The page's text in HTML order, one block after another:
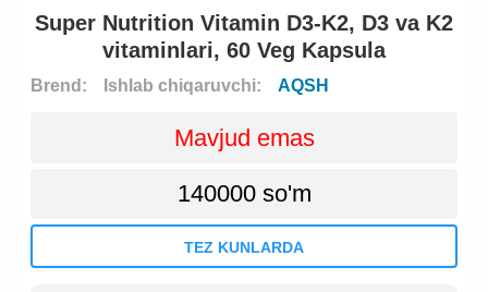
Super Nutrition Vitamin D3-K2, D3 va K2
vitaminlari, 60 Veg Kapsula
Brend: Ishlab chiqaruvchi: AQSH
Mavjud emas
140000 so'm
TEZ KUNLARDA